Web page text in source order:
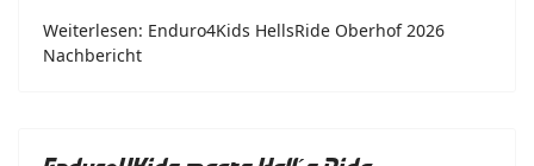
Weiterlesen: Enduro4Kids HellsRide Oberhof 2026
Nachbericht